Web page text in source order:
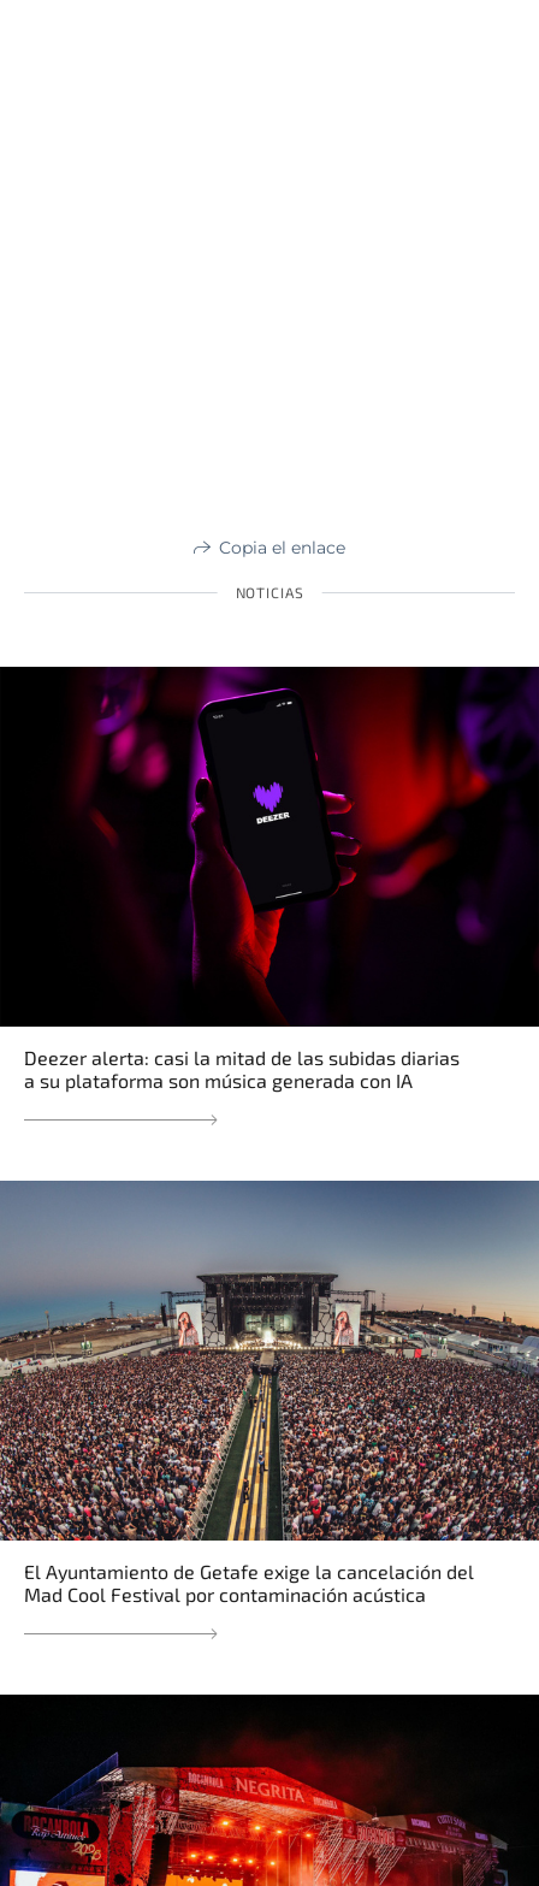
Copia el enlace
NOTICIAS
Deezer alerta: casi la mitad de las subidas diarias
a su plataforma son música generada con IA
El Ayuntamiento de Getafe exige la cancelación del
Mad Cool Festival por contaminación acústica